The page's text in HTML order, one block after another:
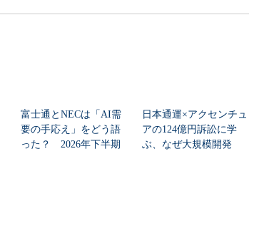
富士通とNECは「AI需
要の手応え」をどう語
った？ 2026年下半期
日本通運×アクセンチュ
アの124億円訴訟に学
ぶ、なぜ大規模開発